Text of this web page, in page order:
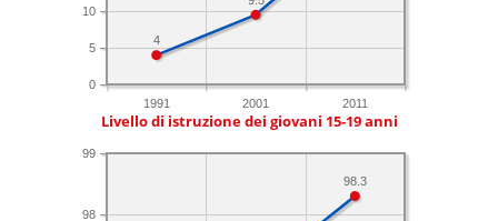
1991 2001 2011
0
5
10
4
Livello di istruzione dei giovani 15-19 anni
98
99
98.3